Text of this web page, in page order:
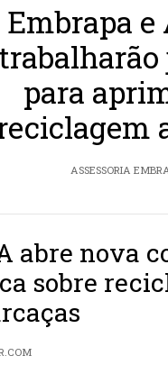
Embrapa e
para
ASSESSORIA
abre nova
sobre